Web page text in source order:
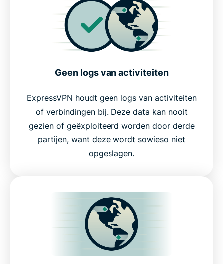
Geen logs van activiteiten
ExpressVPN houdt geen logs van activiteiten
of verbindingen bij. Deze data kan nooit
gezien of geëxploiteerd worden door derde
partijen, want deze wordt sowieso niet
opgeslagen.